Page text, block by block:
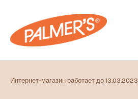
содержимому
Интернет-магазин работает до 13.03.2023